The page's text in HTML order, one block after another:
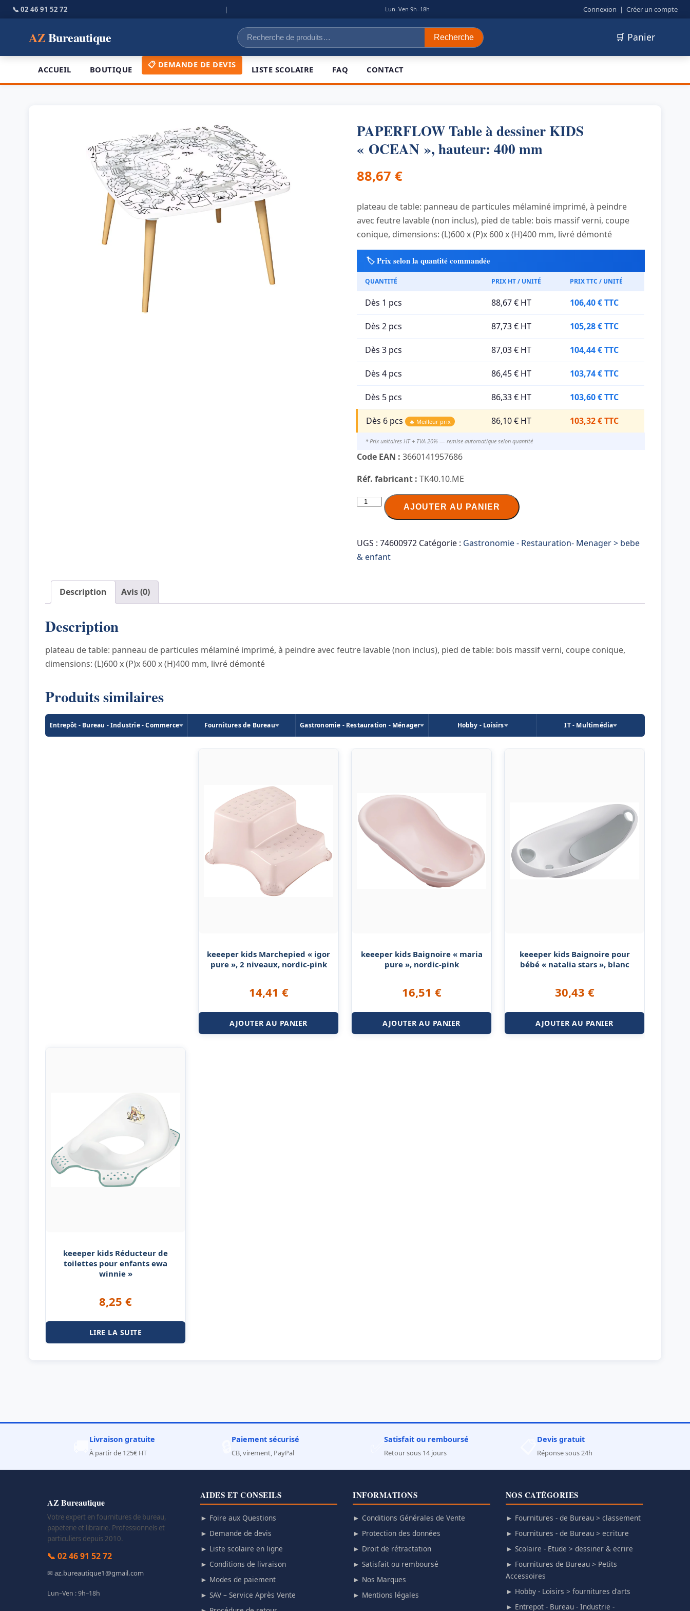
📞 02 46 91 52 72 | Lun–Ven 9h–18h Connexion | Créer un compte
AZBureautique
Recherche
pour :
Recherche 🛒 Panier
ACCUEIL BOUTIQUE 📋 DEMANDE DE DEVIS LISTE SCOLAIRE FAQ CONTACT
PAPERFLOW Table à dessiner KIDS
« OCEAN », hauteur: 400 mm
88,67€
plateau de table: panneau de particules mélaminé imprimé, à peindre
avec feutre lavable (non inclus), pied de table: bois massif verni, coupe
conique, dimensions: (L)600 x (P)x 600 x (H)400 mm, livré démonté
🏷️ Prix selon la quantité commandée
QUANTITÉ PRIX HT / UNITÉ PRIX TTC / UNITÉ
Dès 1 pcs 88,67 € HT 106,40 € TTC
Dès 2 pcs 87,73 € HT 105,28 € TTC
Dès 3 pcs 87,03 € HT 104,44 € TTC
Dès 4 pcs 86,45 € HT 103,74 € TTC
Dès 5 pcs 86,33 € HT 103,60 € TTC
Dès 6 pcs 🔥 Meilleur prix 86,10 € HT 103,32 € TTC
* Prix unitaires HT + TVA 20% — remise automatique selon quantité
Code EAN : 3660141957686
Réf. fabricant : TK40.10.ME
quantité
Table
à
AJOUTER AU PANIER
UGS :74600972 Catégorie : Gastronomie - Restauration- Menager > bebe
& enfant
Description Avis (0)
Description
plateau de table: panneau de particules mélaminé imprimé, à peindre avec feutre lavable (non inclus), pied de table: bois massif verni, coupe conique,
dimensions: (L)600 x (P)x 600 x (H)400 mm, livré démonté
Produits similaires
Entrepôt - Bureau - Industrie - Commerce Fournitures de Bureau Gastronomie - Restauration - Ménager Hobby - Loisirs IT - Multimédia
keeeper kids Marchepied « igor
pure », 2 niveaux, nordic-pink
14,41 €
AJOUTER AU PANIER
keeeper kids Baignoire « maria
pure », nordic-pink
16,51 €
AJOUTER AU PANIER
keeeper kids Baignoire pour
bébé « natalia stars », blanc
30,43 €
AJOUTER AU PANIER
keeeper kids Réducteur de
toilettes pour enfants ewa
winnie »
8,25 €
LIRE LA SUITE
Livraison gratuite
À partir de 125€ HT
Paiement sécurisé
CB, virement, PayPal
Satisfait ou remboursé
Retour sous 14 jours
Devis gratuit
Réponse sous 24h
AZ Bureautique
Votre expert en fournitures de bureau,
papeterie et librairie. Professionnels et
particuliers depuis 2010.
📞 02 46 91 52 72
✉ az.bureautique1@gmail.com
Lun–Ven : 9h–18h
AIDES ET CONSEILS
► Foire aux Questions
► Demande de devis
► Liste scolaire en ligne
► Conditions de livraison
► Modes de paiement
► SAV – Service Après Vente
INFORMATIONS
► Conditions Générales de Vente
► Protection des données
► Droit de rétractation
► Satisfait ou remboursé
► Nos Marques
► Mentions légales
NOS CATÉGORIES
► Fournitures - de Bureau > classement
► Fournitures - de Bureau > ecriture
► Scolaire - Etude > dessiner & ecrire
► Fournitures de Bureau > Petits
Accessoires
► Hobby - Loisirs > fournitures d'arts
► Entrepot - Bureau - Industrie -